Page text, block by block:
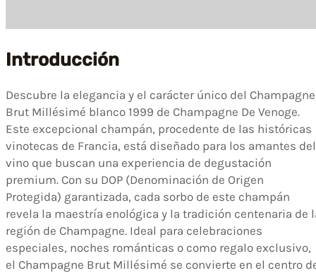
Introducción
Descubre la elegancia y el carácter único del Champagne
Brut Millésimé blanco 1999 de Champagne De Venoge.
Este excepcional champán, procedente de las históricas
vinotecas de Francia, está diseñado para los amantes del
vino que buscan una experiencia de degustación
premium. Con su DOP (Denominación de Origen
Protegida) garantizada, cada sorbo de este champán
revela la maestría enológica y la tradición centenaria de
región de Champagne. Ideal para celebraciones
especiales, noches románticas o como regalo exclusivo,
el Champagne Brut Millésimé se convierte en el centro